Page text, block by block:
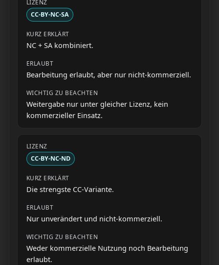
CC-BY-NC-SA
NC + SA kombiniert.
Bearbeitung erlaubt, aber nur nicht-kommerziell.
Weitergabe nur unter gleicher Lizenz, kein
kommerzieller Einsatz.
CC-BY-NC-ND
Die strengste CC-Variante.
Nur unverändert und nicht-kommerziell.
Weder kommerzielle Nutzung noch Bearbeitung
erlaubt.